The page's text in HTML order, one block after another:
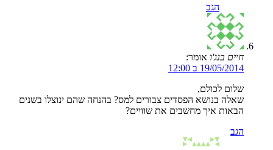
הגב
חיים בנג'ו אומר:
19/05/2014 ב 12:00
שלום לכולם,
שאלה בנושא הפסדים צבורים למס? בהנחה שהם ינוצלו בשנים
הבאות איך מחשבים את שוויים?
הגב